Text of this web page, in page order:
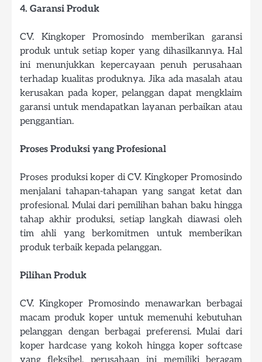
4. Garansi Produk
CV. Kingkoper Promosindo memberikan garansi
produk untuk setiap koper yang dihasilkannya. Hal
ini menunjukkan kepercayaan penuh perusahaan
terhadap kualitas produknya. Jika ada masalah atau
kerusakan pada koper, pelanggan dapat mengklaim
garansi untuk mendapatkan layanan perbaikan atau
penggantian.
Proses Produksi yang Profesional
Proses produksi koper di CV. Kingkoper Promosindo
menjalani tahapan-tahapan yang sangat ketat dan
profesional. Mulai dari pemilihan bahan baku hingga
tahap akhir produksi, setiap langkah diawasi oleh
tim ahli yang berkomitmen untuk memberikan
produk terbaik kepada pelanggan.
Pilihan Produk
CV. Kingkoper Promosindo menawarkan berbagai
macam produk koper untuk memenuhi kebutuhan
pelanggan dengan berbagai preferensi. Mulai dari
koper hardcase yang kokoh hingga koper softcase